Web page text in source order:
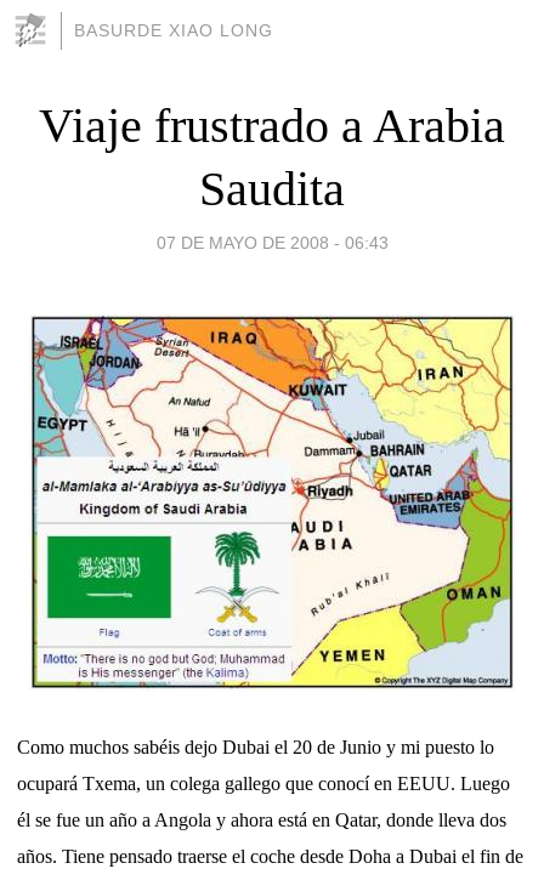
BASURDE XIAO LONG
Viaje frustrado a Arabia
Saudita
07 DE MAYO DE 2008 - 06:43
Como muchos sabéis dejo Dubai el 20 de Junio y mi puesto lo
ocupará Txema, un colega gallego que conocí en EEUU. Luego
él se fue un año a Angola y ahora está en Qatar, donde lleva dos
años. Tiene pensado traerse el coche desde Doha a Dubai el fin de